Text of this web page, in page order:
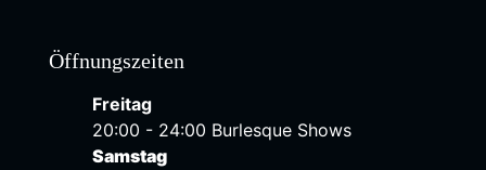
Öffnungszeiten
Freitag
20:00 - 24:00 Burlesque Shows
Samstag